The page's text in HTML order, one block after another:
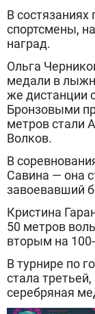
В
спортсмены,
наград.
Ольга
медали в
же дистанции
Бронзовыми
метров стали
Волков.
В
Савина — она
завоевавший
Кристина
50 метров
вторым на
В турнире по
стала
серебряная